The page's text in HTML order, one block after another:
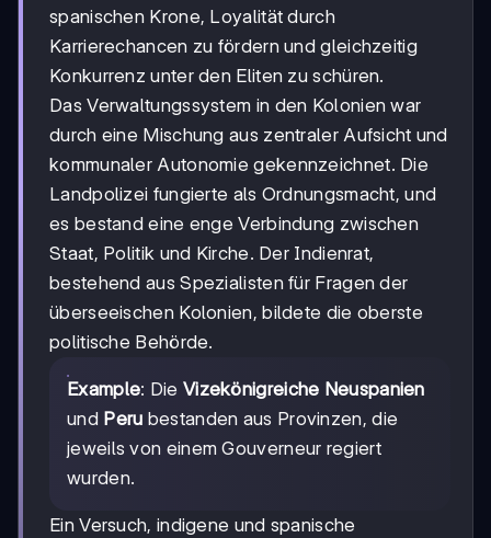
spanischen Krone, Loyalität durch
Karrierechancen zu fördern und gleichzeitig
Konkurrenz unter den Eliten zu schüren.
Das Verwaltungssystem in den Kolonien war
durch eine Mischung aus zentraler Aufsicht und
kommunaler Autonomie gekennzeichnet. Die
Landpolizei fungierte als Ordnungsmacht, und
es bestand eine enge Verbindung zwischen
Staat, Politik und Kirche. Der Indienrat,
bestehend aus Spezialisten für Fragen der
überseeischen Kolonien, bildete die oberste
politische Behörde.
Example: Die Vizekönigreiche Neuspanien
und Peru bestanden aus Provinzen, die
jeweils von einem Gouverneur regiert
wurden.
Ein Versuch, indigene und spanische